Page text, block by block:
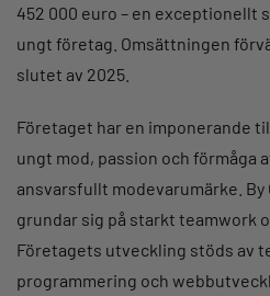
452 000 euro – en exceptionellt
ungt företag. Omsättningen
slutet av 2025.
Företaget har en imponerande
ungt mod, passion och förmåga
ansvarsfullt modevarumärke. By
grundar sig på starkt teamwork
Företagets utveckling stöds av
programmering och